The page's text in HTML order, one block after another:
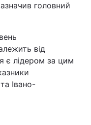
головний
від
є лідером за цим
Івано-